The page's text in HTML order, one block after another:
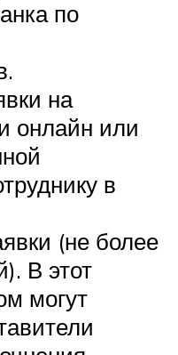
по
на
онлайн или
в
(не более
В этот
могут